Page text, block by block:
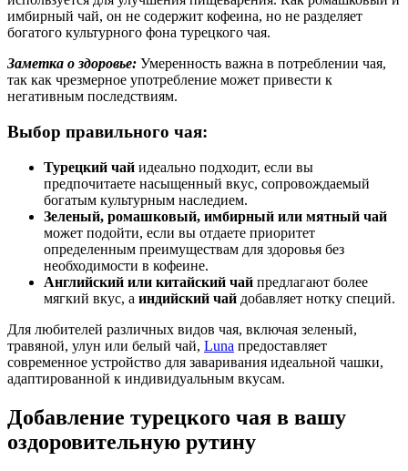
имбирный чай, он не содержит кофеина, но не разделяет
богатого культурного фона турецкого чая.
Заметка о здоровье: Умеренность важна в потреблении чая,
так как чрезмерное употребление может привести к
негативным последствиям.
Выбор правильного чая:
Турецкий чай идеально подходит, если вы
предпочитаете насыщенный вкус, сопровождаемый
богатым культурным наследием.
Зеленый, ромашковый, имбирный или мятный чай
может подойти, если вы отдаете приоритет
определенным преимуществам для здоровья без
необходимости в кофеине.
Английский или китайский чай предлагают более
мягкий вкус, а индийский чай добавляет нотку специй.
Для любителей различных видов чая, включая зеленый,
травяной, улун или белый чай, Luna предоставляет
современное устройство для заваривания идеальной чашки,
адаптированной к индивидуальным вкусам.
Добавление турецкого чая в вашу
оздоровительную рутину